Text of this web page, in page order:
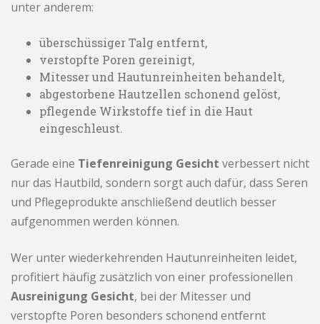
unter anderem:
überschüssiger Talg entfernt,
verstopfte Poren gereinigt,
Mitesser und Hautunreinheiten behandelt,
abgestorbene Hautzellen schonend gelöst,
pflegende Wirkstoffe tief in die Haut
eingeschleust.
Gerade eine Tiefenreinigung Gesicht verbessert nicht
nur das Hautbild, sondern sorgt auch dafür, dass Seren
und Pflegeprodukte anschließend deutlich besser
aufgenommen werden können.
Wer unter wiederkehrenden Hautunreinheiten leidet,
profitiert häufig zusätzlich von einer professionellen
Ausreinigung Gesicht, bei der Mitesser und
verstopfte Poren besonders schonend entfernt